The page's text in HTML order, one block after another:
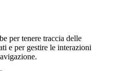
per tenere traccia delle
e per gestire le interazioni